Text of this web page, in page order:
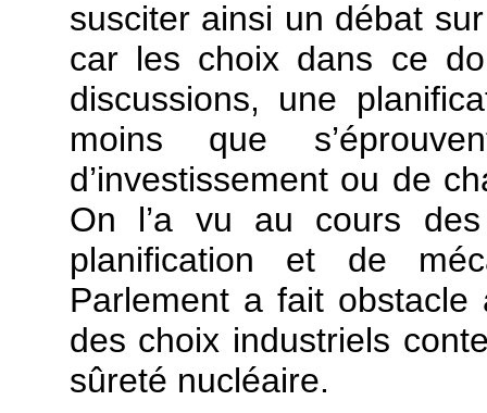
susciter ainsi un débat
car les choix dans ce
discussions, une
moins que
d’investissement ou de
On l’a vu au cours des
planification et de
Parlement a fait
des choix industriels
sûreté nucléaire.